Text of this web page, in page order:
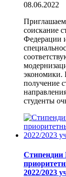
08.06.2022
соискание
Федерации
экономики.
получение
студенты
Стипендии
2022/2023